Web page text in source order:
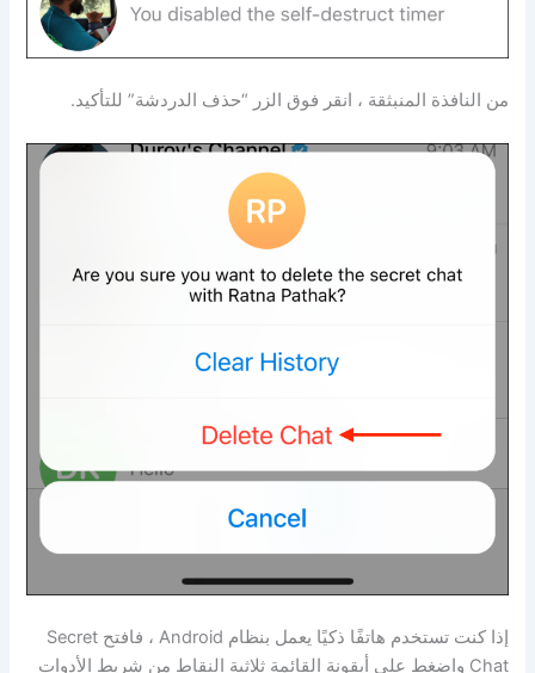
من النافذة المنبثقة ، انقر فوق الزر “حذف الدردشة” للتأكيد.
إذا كنت تستخدم هاتفًا ذكيًا يعمل بنظام Android ، فافتح Secret
Chat واضغط على أيقونة القائمة ثلاثية النقاط من شريط الأدوات